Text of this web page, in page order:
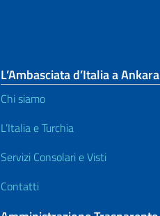
L’Ambasciata d’Italia a Ankara
Chi siamo
L’Italia e Turchia
Servizi Consolari e Visti
Contatti